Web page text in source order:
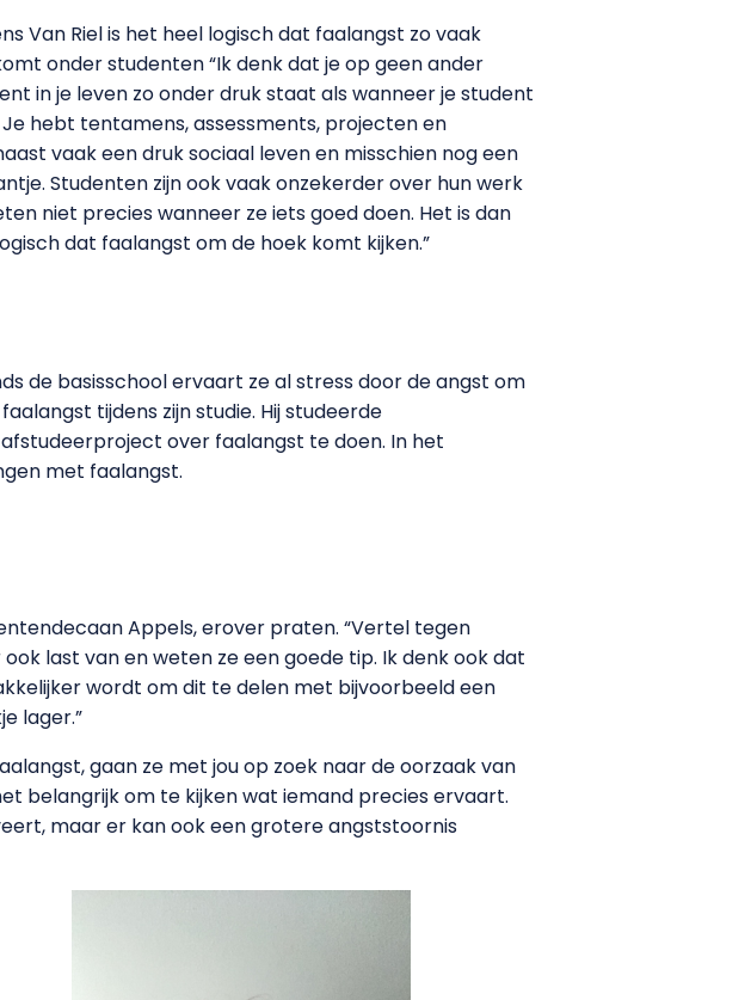
Van Riel is het heel logisch dat faalangst zo vaak
onder studenten “Ik denk dat je op geen ander
in je leven zo onder druk staat als wanneer je student
hebt tentamens, assessments, projecten en
vaak een druk sociaal leven en misschien nog een
Studenten zijn ook vaak onzekerder over hun werk
niet precies wanneer ze iets goed doen. Het is dan
dat faalangst om de hoek komt kijken.”
de basisschool ervaart ze al stress door de angst om
tijdens zijn studie. Hij studeerde
over faalangst te doen. In het
met faalangst.
Appels, erover praten. “Vertel tegen
last van en weten ze een goede tip. Ik denk ook dat
wordt om dit te delen met bijvoorbeeld een
lager.”
gaan ze met jou op zoek naar de oorzaak van
belangrijk om te kijken wat iemand precies ervaart.
maar er kan ook een grotere angststoornis